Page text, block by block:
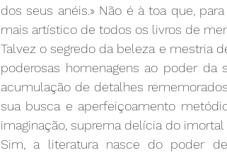
dos seus anéis.» Não é à toa que,
mais artístico de todos os livros de
Talvez o segredo da beleza e mestria
poderosas homenagens ao poder
acumulação de detalhes
sua busca e aperfeiçoamento
imaginação, suprema delícia do
Sim, a literatura nasce do poder